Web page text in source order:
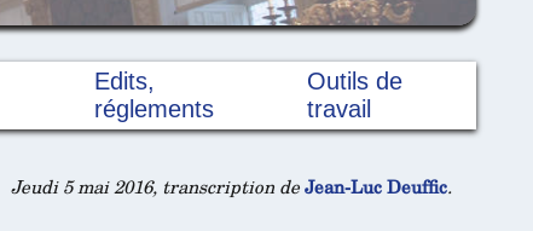
Edits,
réglements
Outils de
travail
Jeudi 5 mai 2016, transcription deJean-Luc Deuffic.